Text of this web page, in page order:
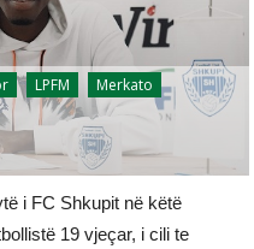
LPFM
Merkato
i FC Shkupit në këtë
19 vjeçar, i cili te